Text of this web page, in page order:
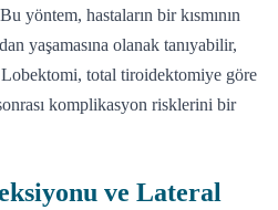
yöntem, hastaların bir kısmının
yaşamasına olanak tanıyabilir,
total tiroidektomiye göre
komplikasyon risklerini bir
ve Lateral